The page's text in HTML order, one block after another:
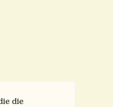
die